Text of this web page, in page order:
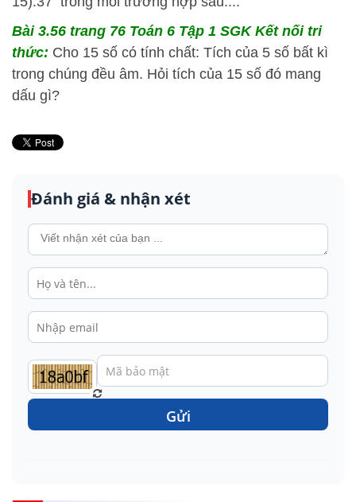
Bài 3.56 trang 76 Toán 6 Tập 1 SGK Kết nối tri
thức: Cho 15 số có tính chất: Tích của 5 số bất kì
trong chúng đều âm. Hỏi tích của 15 số đó mang
dấu gì?
Đánh giá & nhận xét
Gửi